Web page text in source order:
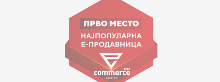
Goce Nikolovski 74 Shkup
contact@mytime.mk
Orari i punës:
09:00 - 17:00